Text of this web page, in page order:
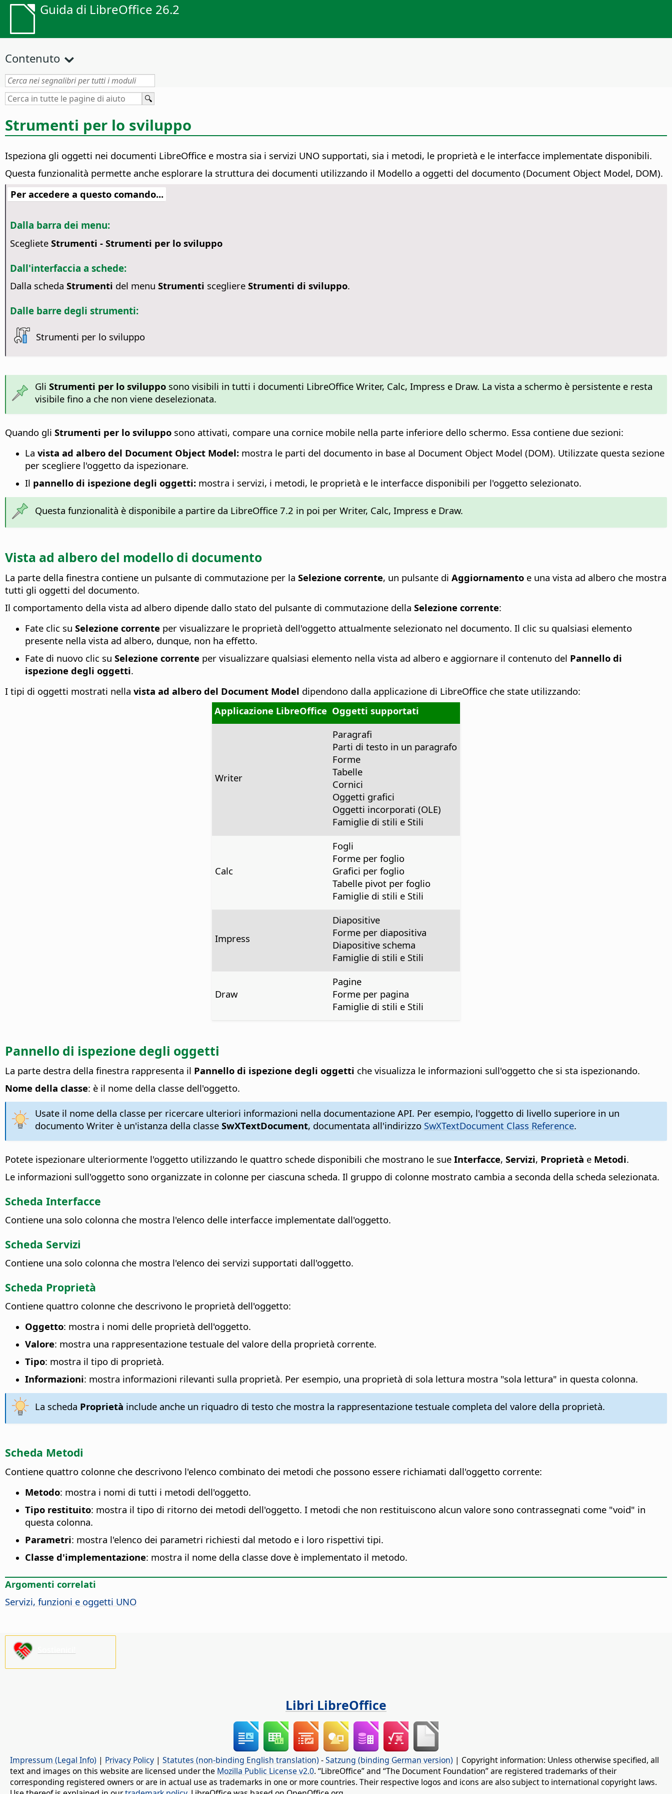
Guida di LibreOffice 26.2
Contenuto
Strumenti per lo sviluppo
Ispeziona gli oggetti nei documenti LibreOffice e mostra sia i servizi UNO supportati, sia i metodi, le proprietà e le interfacce implementate disponibili.
Questa funzionalità permette anche esplorare la struttura dei documenti utilizzando il Modello a oggetti del documento (Document Object Model, DOM).
Per accedere a questo comando...
Dalla barra dei menu:
Scegliete Strumenti - Strumenti per lo sviluppo
Dall'interfaccia a schede:
Dalla scheda Strumenti del menu Strumenti scegliere Strumenti di sviluppo.
Dalle barre degli strumenti:
Strumenti per lo sviluppo
Gli Strumenti per lo svilupposono visibili in tutti i documenti LibreOffice Writer, Calc, Impress e Draw. La vista a schermo è persistente e resta
visibile fino a che non viene deselezionata.
Quando gli Strumenti per lo sviluppo sono attivati, compare una cornice mobile nella parte inferiore dello schermo. Essa contiene due sezioni:
La vista ad albero del Document Object Model: mostra le parti del documento in base al Document Object Model (DOM). Utilizzate questa sezione
per scegliere l'oggetto da ispezionare.
Il pannello di ispezione degli oggetti: mostra i servizi, i metodi, le proprietà e le interfacce disponibili per l'oggetto selezionato.
Questa funzionalità è disponibile a partire da LibreOffice 7.2 in poi per Writer, Calc, Impress e Draw.
Vista ad albero del modello di documento
La parte della finestra contiene un pulsante di commutazione per la Selezione corrente, un pulsante di Aggiornamento e una vista ad albero che mostra
tutti gli oggetti del documento.
Il comportamento della vista ad albero dipende dallo stato del pulsante di commutazione della Selezione corrente:
Fate clic su Selezione corrente per visualizzare le proprietà dell'oggetto attualmente selezionato nel documento. Il clic su qualsiasi elemento
presente nella vista ad albero, dunque, non ha effetto.
Fate di nuovo clic su Selezione corrente per visualizzare qualsiasi elemento nella vista ad albero e aggiornare il contenuto del Pannello di
ispezione degli oggetti.
I tipi di oggetti mostrati nella vista ad albero del Document Model dipendono dalla applicazione di LibreOffice che state utilizzando:
Applicazione LibreOffice Oggetti supportati
Writer
Paragrafi
Parti di testo in un paragrafo
Forme
Tabelle
Cornici
Oggetti grafici
Oggetti incorporati (OLE)
Famiglie di stili e Stili
Calc
Fogli
Forme per foglio
Grafici per foglio
Tabelle pivot per foglio
Famiglie di stili e Stili
Impress
Diapositive
Forme per diapositiva
Diapositive schema
Famiglie di stili e Stili
Draw
Pagine
Forme per pagina
Famiglie di stili e Stili
Pannello di ispezione degli oggetti
La parte destra della finestra rappresenta il Pannello di ispezione degli oggetti che visualizza le informazioni sull'oggetto che si sta ispezionando.
Nome della classe: è il nome della classe dell'oggetto.
Usate il nome della classe per ricercare ulteriori informazioni nella documentazione API. Per esempio, l'oggetto di livello superiore in un
documento Writer è un'istanza della classe SwXTextDocument, documentata all'indirizzo SwXTextDocument Class Reference.
Potete ispezionare ulteriormente l'oggetto utilizzando le quattro schede disponibili che mostrano le sue Interfacce, Servizi, Proprietà e Metodi.
Le informazioni sull'oggetto sono organizzate in colonne per ciascuna scheda. Il gruppo di colonne mostrato cambia a seconda della scheda selezionata.
Scheda Interfacce
Contiene una solo colonna che mostra l'elenco delle interfacce implementate dall'oggetto.
Scheda Servizi
Contiene una solo colonna che mostra l'elenco dei servizi supportati dall'oggetto.
Scheda Proprietà
Contiene quattro colonne che descrivono le proprietà dell'oggetto:
Oggetto: mostra i nomi delle proprietà dell'oggetto.
Valore: mostra una rappresentazione testuale del valore della proprietà corrente.
Tipo: mostra il tipo di proprietà.
Informazioni: mostra informazioni rilevanti sulla proprietà. Per esempio, una proprietà di sola lettura mostra "sola lettura" in questa colonna.
La scheda Proprietà include anche un riquadro di testo che mostra la rappresentazione testuale completa del valore della proprietà.
Scheda Metodi
Contiene quattro colonne che descrivono l'elenco combinato dei metodi che possono essere richiamati dall'oggetto corrente:
Metodo: mostra i nomi di tutti i metodi dell'oggetto.
Tipo restituito: mostra il tipo di ritorno dei metodi dell'oggetto. I metodi che non restituiscono alcun valore sono contrassegnati come "void" in
questa colonna.
Parametri: mostra l'elenco dei parametri richiesti dal metodo e i loro rispettivi tipi.
Classe d'implementazione: mostra il nome della classe dove è implementato il metodo.
Argomenti correlati
Servizi, funzioni e oggetti UNO
Libri LibreOffice
Impressum (Legal Info) | Privacy Policy | Statutes (non-binding English translation) -Satzung (binding German version) | Copyright information: Unless otherwise specified, all
text and images on this website are licensed under the Mozilla Public License v2.0. “LibreOffice” and “The Document Foundation” are registered trademarks of their
corresponding registered owners or are in actual use as trademarks in one or more countries. Their respective logos and icons are also subject to international copyright laws.